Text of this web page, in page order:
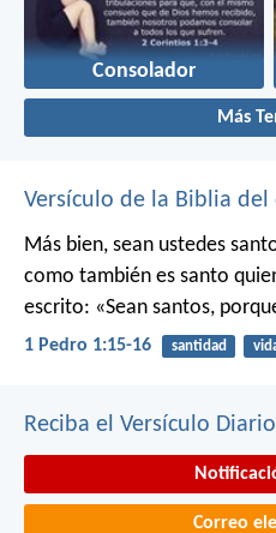
Consolador
Más
Versículo de la Biblia del
Más bien, sean ustedes
como también es santo
escrito: «Sean santos,
1 Pedro 1:15-16 santidad
Reciba el Versículo
Correo